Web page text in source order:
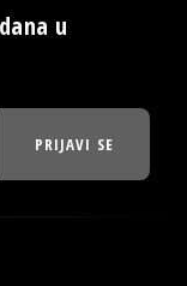
u
PRIJAVI SE